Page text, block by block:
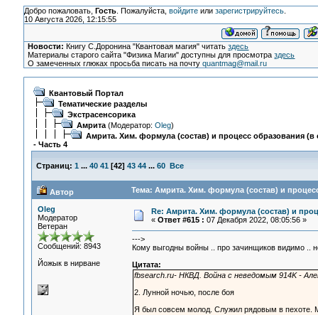
Добро пожаловать, Гость. Пожалуйста, войдитеили зарегистрируйтесь.
10 Августа 2026, 12:15:55
Новости: Книгу С.Доронина "Квантовая магия" читатьздесь
Материалы старого сайта "Физика Магии" доступны для просмотраздесь
О замеченных глюках просьба писать на почтуquantmag@mail.ru
Квантовый Портал
Тематические разделы
Экстрасенсорика
Амрита(Модератор: Oleg)
Амрита. Хим. формула (состав) и процесс образования (в
- Часть 4
Страниц: 1 ... 40 41 [42] 43 44 ... 60 Все
Автор Тема: Амрита. Хим. формула (состав) и
Oleg
Модератор
Ветеран
Сообщений: 8943
Йожык в нирване
Re: Амрита. Хим. формула (состав) и
« Ответ #615 : 07 Декабря 2022, 08:05:56 »
--->
Кому выгодны войны .. про зачинщиков видимо ..
Цитата:
fbsearch.ru- НКВД. Война с неведомым 914K -
2. Лунной ночью, после боя
Я был совсем молод. Служил рядовым в пехоте.